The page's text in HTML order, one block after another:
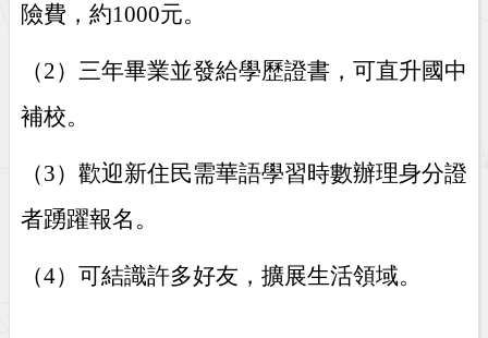
險費，約1000元。
（2）三年畢業並發給學歷證書，可直升國中
補校。
（3）歡迎新住民需華語學習時數辦理身分證
者踴躍報名。
（4）可結識許多好友，擴展生活領域。